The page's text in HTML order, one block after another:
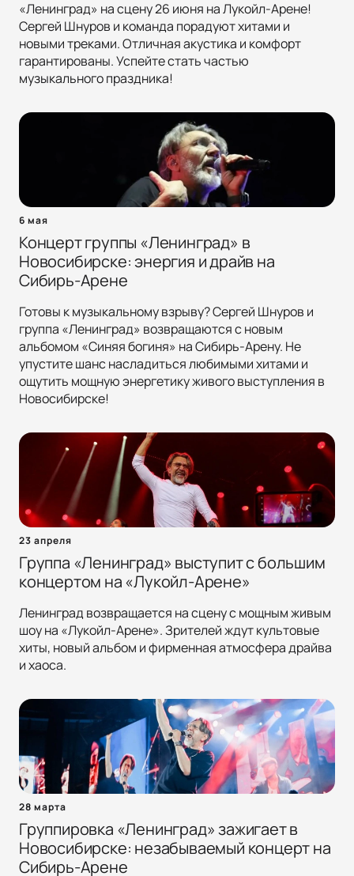
«Ленинград» на сцену 26 июня на Лукойл-Арене!
Сергей Шнуров и команда порадуют хитами и
новыми треками. Отличная акустика и комфорт
гарантированы. Успейте стать частью
музыкального праздника!
6 мая
Концерт группы «Ленинград» в
Новосибирске: энергия и драйв на
Сибирь-Арене
Готовы к музыкальному взрыву? Сергей Шнуров и
группа «Ленинград» возвращаются с новым
альбомом «Синяя богиня» на Сибирь-Арену. Не
упустите шанс насладиться любимыми хитами и
ощутить мощную энергетику живого выступления в
Новосибирске!
23 апреля
Группа «Ленинград» выступит с большим
концертом на «Лукойл-Арене»
Ленинград возвращается на сцену с мощным живым
шоу на «Лукойл-Арене». Зрителей ждут культовые
хиты, новый альбом и фирменная атмосфера драйва
и хаоса.
28 марта
Группировка «Ленинград» зажигает в
Новосибирске: незабываемый концерт на
Сибирь-Арене